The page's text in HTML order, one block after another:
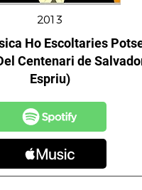
2013
Ho Escoltaries Potser
Centenari de Salvador
Espriu)